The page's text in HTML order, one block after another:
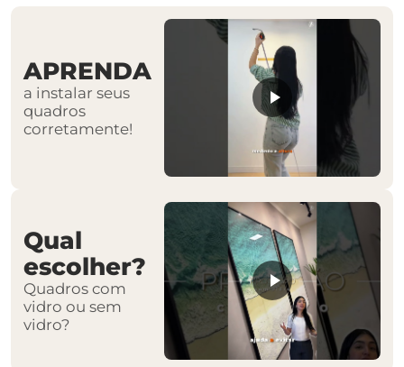
APRENDA
a instalar seus
quadros
corretamente!
Qual
escolher?
Quadros com
vidro ou sem
vidro?